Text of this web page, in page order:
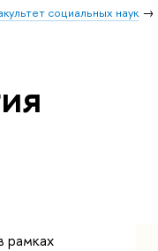
социальных наук
рамках